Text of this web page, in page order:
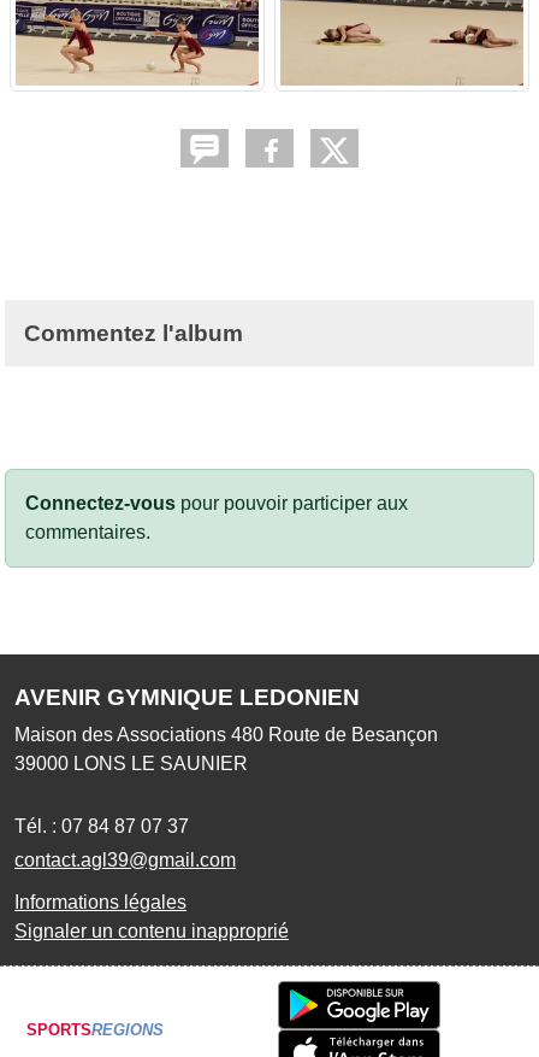
Commentez l'album
Connectez-vous pour pouvoir participer aux
commentaires.
AVENIR GYMNIQUE LEDONIEN
Maison des Associations 480 Route de Besançon
39000 LONS LE SAUNIER
Tél. : 07 84 87 07 37
contact.agl39@gmail.com
Informations légales
Signaler un contenu inapproprié
SPORTSREGIONS